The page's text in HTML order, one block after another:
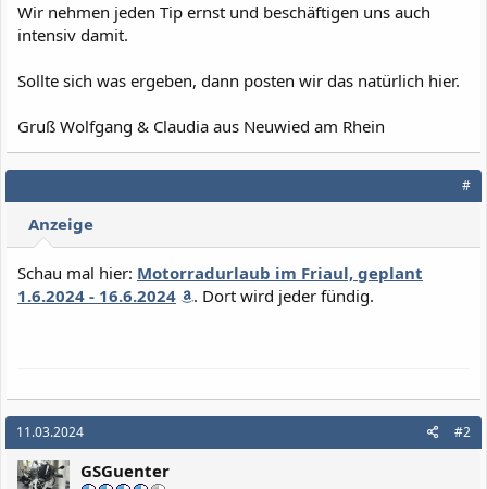
Wir nehmen jeden Tip ernst und beschäftigen uns auch
intensiv damit.
Sollte sich was ergeben, dann posten wir das natürlich hier.
Gruß Wolfgang & Claudia aus Neuwied am Rhein
#
Anzeige
Schau mal hier: Motorradurlaub im Friaul, geplant
1.6.2024 - 16.6.2024
. Dort wird jeder fündig.
11.03.2024 #2
GSGuenter